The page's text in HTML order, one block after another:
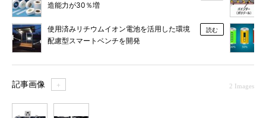
造能力が30％増
使用済みリチウムイオン電池を活用した環境
配慮型スマートベンチを開発
読む
記事画像 ＋ 2 Images